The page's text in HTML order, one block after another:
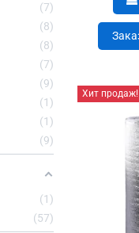
Хит продаж!
7
8
8
7
9
1
1
9
1
57